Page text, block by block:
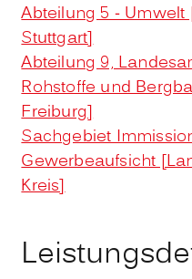
Abteilung 5 -
Stuttgart]
Abteilung 9,
Rohstoffe und
Freiburg]
Sachgebiet
Gewerbeaufsicht
Kreis]